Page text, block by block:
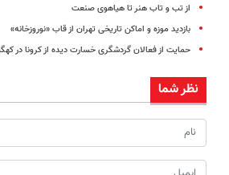
از تب و تاب هنر تا هیاهوی صنعت
بازدید موزه و اماکن تاریخی تهران از قاب «نوروزخانه»
حمایت از فعالان گردشگری خسارت دیده از کرونا در
نظر شما